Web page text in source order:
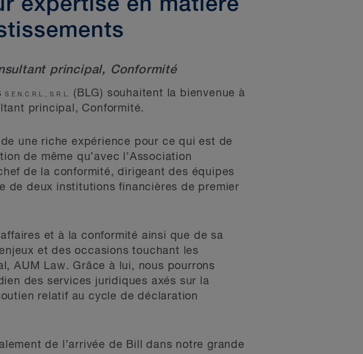
expertise en matière
principal, Conformité
S.E.N.C.R.L., S.R.L.
(BLG) souhaitent la bienvenue à
principal, Conformité.
une riche expérience pour ce qui est de
de même qu’avec l’Association
de la conformité, dirigeant des équipes
de deux institutions financières de premier
et à la conformité ainsi que de sa
et des occasions touchant les
AUM Law. Grâce à lui, nous pourrons
des services juridiques axés sur la
relatif au cycle de déclaration
de l’arrivée de Bill dans notre grande